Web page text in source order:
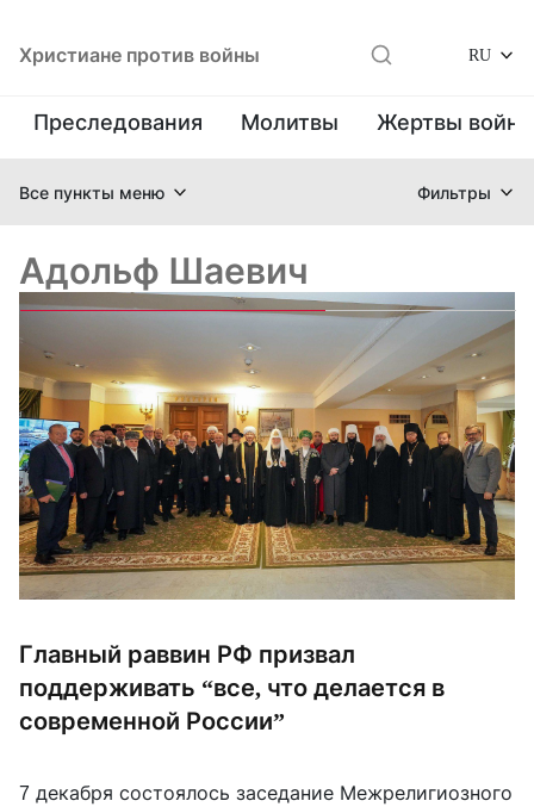
Христиане против войны RU
Преследования Молитвы Жертвы
Все пункты меню Фильтры
Адольф Шаевич
Главный раввин РФ призвал
поддерживать “все, что делается в
современной России”
7 декабря состоялось заседание Межрелигиозного